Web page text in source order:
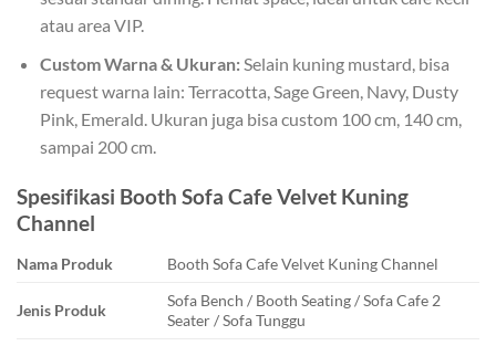
atau area VIP.
Custom Warna & Ukuran:Selain kuning mustard, bisa
request warna lain: Terracotta, Sage Green, Navy, Dusty
Pink, Emerald. Ukuran juga bisa custom 100 cm, 140 cm,
sampai 200 cm.
Spesifikasi Booth Sofa Cafe Velvet Kuning
Channel
Nama Produk Booth Sofa Cafe Velvet Kuning Channel
Jenis Produk
Sofa Bench / Booth Seating / Sofa Cafe 2
Seater / Sofa Tunggu